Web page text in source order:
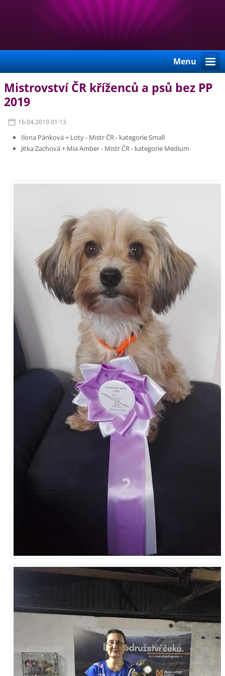
Menu
Mistrovství ČR kříženců a psů bez PP
2019
16.04.2019 01:13
Ilona Pánková + Loty - Mistr ČR - kategorie Small
Jitka Zachová + Mia Amber - Mistr ČR - kategorie Medium